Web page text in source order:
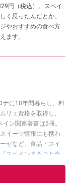
円（税込）。スペイ
く思ったんだとか。
やおすすめの食べ方
ます。
ナに18年間暮らし、料
リエ資格を取得し、
ン関連著書は5冊。
イーツ情報にも携わ
ゼなど、食品・スイ
スペインまるごと全
：ワイナリーツアー
ガイド、スペインの